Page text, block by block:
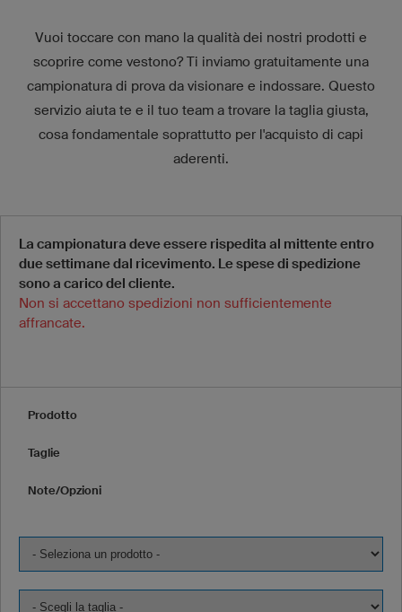
Vuoi toccare con mano la qualità dei nostri prodotti e
scoprire come vestono? Ti inviamo gratuitamente una
campionatura di prova da visionare e indossare. Questo
servizio aiuta te e il tuo team a trovare la taglia giusta,
cosa fondamentale soprattutto per l'acquisto di capi
aderenti.
La campionatura deve essere rispedita al mittente entro
due settimane dal ricevimento. Le spese di spedizione
sono a carico del cliente.
Non si accettano spedizioni non sufficientemente
affrancate.
Prodotto
Taglie
Note/Opzioni